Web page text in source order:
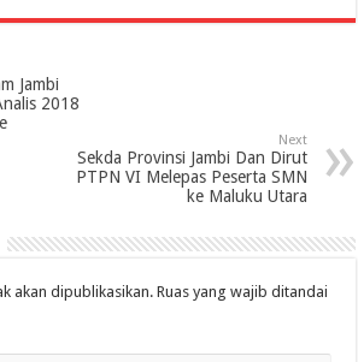
Jambi
2018
Next
Sekda Provinsi Jambi Dan Dirut
PTPN VI Melepas Peserta SMN
ke Maluku Utara
akan dipublikasikan. Ruas yang wajib ditandai